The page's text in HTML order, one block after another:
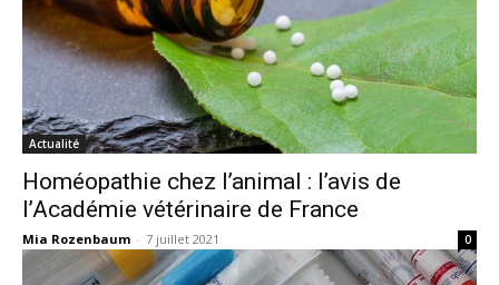
Actualité
Homéopathie chez l’animal : l’avis de
l’Académie vétérinaire de France
Mia Rozenbaum - 7 juillet 2021 0